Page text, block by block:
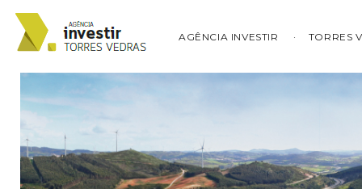
AGÊNCIA INVESTIR TORRES